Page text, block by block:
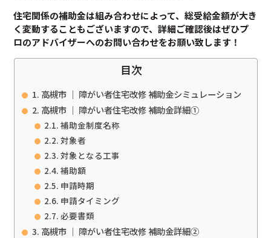
住宅関係の補助金は組み合わせによって、総受給金額が大き
く変動することもございますので、詳細ご確認後はぜひプ
ロのアドバイザーへのお問い合わせをお願い致します！
目次
高槻市 ｜ 障がい者住宅改修 補助金シミュレーション
高槻市 ｜ 障がい者住宅改修 補助金詳細①
補助金制度名称
対象者
対象となる工事
補助額
申請時期
申請タイミング
必要書類
高槻市 ｜ 障がい者住宅改修 補助金詳細②